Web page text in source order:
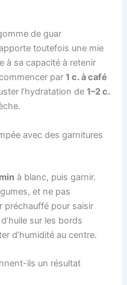
de guar
toutefois une mie
à sa capacité à retenir
commencer par1 c. à café
l’hydratation de1–2 c.
avec des garnitures
à blanc, puis garnir.
et ne pas
préchauffé pour saisir
sur les bords
d’humidité au centre.
ils un résultat